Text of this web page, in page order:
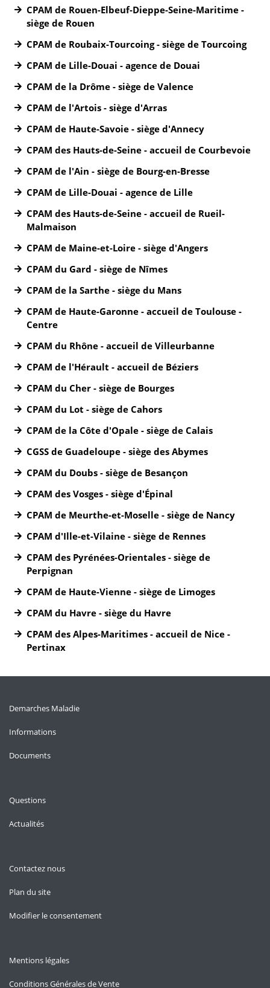
CPAM de Rouen-Elbeuf-Dieppe-Seine-Maritime -
siège de Rouen
CPAM de Roubaix-Tourcoing - siège de Tourcoing
CPAM de Lille-Douai - agence de Douai
CPAM de la Drôme - siège de Valence
CPAM de l'Artois - siège d'Arras
CPAM de Haute-Savoie - siège d'Annecy
CPAM des Hauts-de-Seine - accueil de Courbevoie
CPAM de l'Ain - siège de Bourg-en-Bresse
CPAM de Lille-Douai - agence de Lille
CPAM des Hauts-de-Seine - accueil de Rueil-
Malmaison
CPAM de Maine-et-Loire - siège d'Angers
CPAM du Gard - siège de Nîmes
CPAM de la Sarthe - siège du Mans
CPAM de Haute-Garonne - accueil de Toulouse -
Centre
CPAM du Rhône - accueil de Villeurbanne
CPAM de l'Hérault - accueil de Béziers
CPAM du Cher - siège de Bourges
CPAM du Lot - siège de Cahors
CPAM de la Côte d'Opale - siège de Calais
CGSS de Guadeloupe - siège des Abymes
CPAM du Doubs - siège de Besançon
CPAM des Vosges - siège d'Épinal
CPAM de Meurthe-et-Moselle - siège de Nancy
CPAM d'Ille-et-Vilaine - siège de Rennes
CPAM des Pyrénées-Orientales - siège de
Perpignan
CPAM de Haute-Vienne - siège de Limoges
CPAM du Havre - siège du Havre
CPAM des Alpes-Maritimes - accueil de Nice -
Pertinax
Demarches Maladie
Informations
Documents
Questions
Actualités
Contactez nous
Plan du site
Modifier le consentement
Mentions légales
Conditions Générales de Vente